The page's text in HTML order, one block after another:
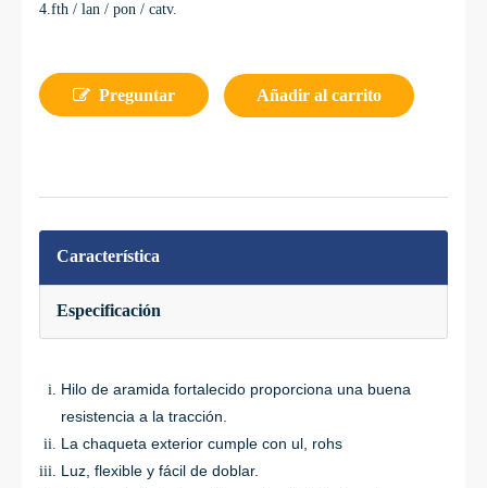
4.fth / lan / pon / catv.
Preguntar Añadir al carrito
Característica
Especificación
Hilo de aramida fortalecido proporciona una buena
resistencia a la tracción.
La chaqueta exterior cumple con ul, rohs
Luz, flexible y fácil de doblar.